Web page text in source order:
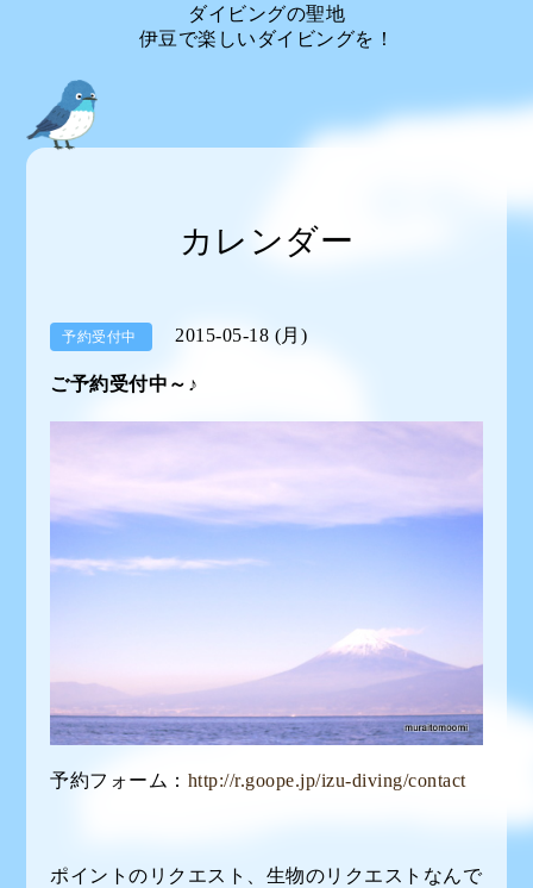
ダイビングの聖地
伊豆で楽しいダイビングを！
カレンダー
予約受付中 2015-05-18 (月)
ご予約受付中～♪
予約フォーム： http://r.goope.jp/izu-diving/contact
ポイントのリクエスト、生物のリクエストなんで